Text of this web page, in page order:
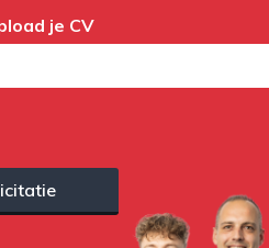
je CV
jouw sollicitatie